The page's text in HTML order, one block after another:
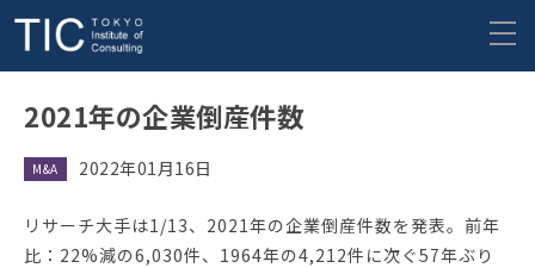
2021年の企業倒産件数
M&A 2022年01月16日
リサーチ大手は1/13、2021年の企業倒産件数を発表。前年
比：22%減の6,030件、1964年の4,212件に次ぐ57年ぶり